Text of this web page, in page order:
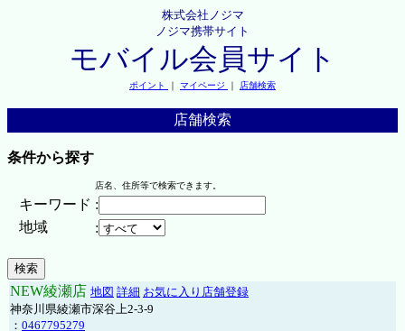
株式会社ノジマ
ノジマ携帯サイト
モバイル会員サイト
ポイント ｜ マイページ ｜ 店舗検索
店舗検索
条件から探す
店名、住所等で検索できます。
キーワード :
地域
:
NEW綾瀬店 地図 詳細 お気に入り店舗登録
神奈川県綾瀬市深谷上2-3-9
： 0467795279